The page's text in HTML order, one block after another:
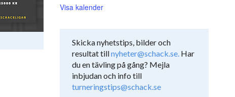
Visa kalender
Skicka nyhetstips, bilder och
resultat tillnyheter@schack.se. Har
du en tävling på gång? Mejla
inbjudan och info till
turneringstips@schack.se